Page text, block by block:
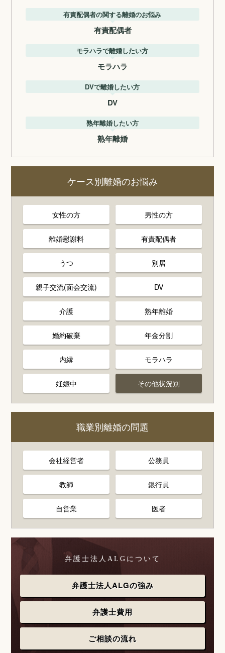
有責配偶者の関する離婚のお悩み
有責配偶者
モラハラで離婚したい方
モラハラ
DVで離婚したい方
DV
熟年離婚したい方
熟年離婚
ケース別離婚のお悩み
女性の方 男性の方
離婚慰謝料 有責配偶者
うつ 別居
親子交流(面会交流) DV
介護 熟年離婚
婚約破棄 年金分割
内縁 モラハラ
妊娠中 その他状況別
職業別離婚の問題
会社経営者 公務員
教師 銀行員
自営業 医者
弁護士法人ALGについて
弁護士法人ALGの強み
弁護士費用
ご相談の流れ